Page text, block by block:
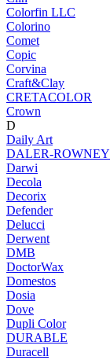
Colorfin LLC
Colorino
Comet
Copic
Corvina
Craft&Clay
CRETACOLOR
Crown
D
Daily Art
DALER-ROWNEY
Darwi
Decola
Decorix
Defender
Delucci
Derwent
DMB
DoctorWax
Domestos
Dosia
Dove
Dupli Color
DURABLE
Duracell